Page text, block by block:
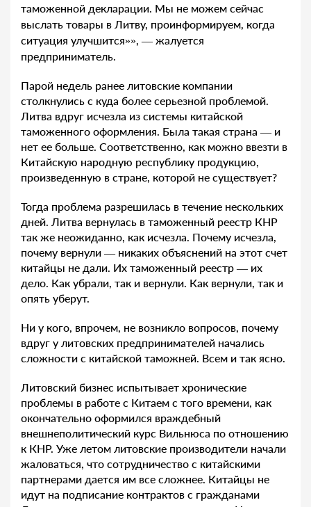
таможенной декларации. Мы не можем сейчас
выслать товары в Литву, проинформируем, когда
ситуация улучшится»», — жалуется
предприниматель.
Парой недель ранее литовские компании
столкнулись с куда более серьезной проблемой.
Литва вдруг исчезла из системы китайской
таможенного оформления. Была такая страна — и
нет ее больше. Соответственно, как можно ввезти в
Китайскую народную республику продукцию,
произведенную в стране, которой не существует?
Тогда проблема разрешилась в течение нескольких
дней. Литва вернулась в таможенный реестр КНР
так же неожиданно, как исчезла. Почему исчезла,
почему вернули — никаких объяснений на этот счет
китайцы не дали. Их таможенный реестр — их
дело. Как убрали, так и вернули. Как вернули, так и
опять уберут.
Ни у кого, впрочем, не возникло вопросов, почему
вдруг у литовских предпринимателей начались
сложности с китайской таможней. Всем и так ясно.
Литовский бизнес испытывает хронические
проблемы в работе с Китаем с того времени, как
окончательно оформился враждебный
внешнеполитический курс Вильнюса по отношению
к КНР. Уже летом литовские производители начали
жаловаться, что сотрудничество с китайскими
партнерами дается им все сложнее. Китайцы не
идут на подписание контрактов с гражданами